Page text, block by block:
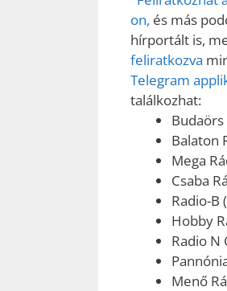
on, és más
hírportált is,
feliratkozva
Telegram
találkozhat:
Balaton
Mega
Csaba
Radio-B
Hobby
Radio N
Menő